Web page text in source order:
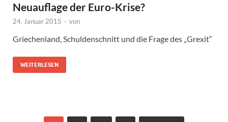
Neuauflage der Euro-Krise?
24. Januar 2015 - von
Griechenland, Schuldenschnitt und die Frage des „Grexit“
WEITERLESEN